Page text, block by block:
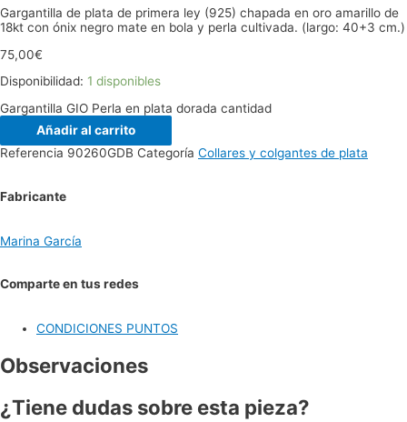
Gargantilla de plata de primera ley (925) chapada en oro amarillo de
18kt con ónix negro mate en bola y perla cultivada. (largo: 40+3 cm.)
75,00€
Disponibilidad: 1 disponibles
Gargantilla GIO Perla en plata dorada cantidad
Añadir al carrito
Referencia 90260GDB Categoría Collares y colgantes de plata
Fabricante
Marina García
Comparte en tus redes
CONDICIONES PUNTOS
Observaciones
¿Tiene dudas sobre esta pieza?